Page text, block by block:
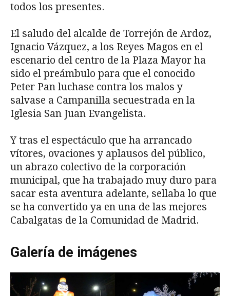
todos los presentes.
El saludo del alcalde de Torrejón de Ardoz,
Ignacio Vázquez, a los Reyes Magos en el
escenario del centro de la Plaza Mayor ha
sido el preámbulo para que el conocido
Peter Pan luchase contra los malos y
salvase a Campanilla secuestrada en la
Iglesia San Juan Evangelista.
Y tras el espectáculo que ha arrancado
vítores, ovaciones y aplausos del público,
un abrazo colectivo de la corporación
municipal, que ha trabajado muy duro para
sacar esta aventura adelante, sellaba lo que
se ha convertido ya en una de las mejores
Cabalgatas de la Comunidad de Madrid.
Galería de imágenes